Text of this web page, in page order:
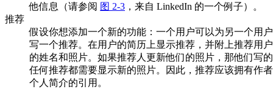
他信息（请参阅 图 2-3 ，来自 LinkedIn 的一个例子）。
推荐
假设你想添加一个新的功能：一个用户可以为另一个用户
写一个推荐。在用户的简历上显示推荐，并附上推荐用户
的姓名和照片。如果推荐人更新他们的照片，那他们写的
任何推荐都需要显示新的照片。因此，推荐应该拥有作者
个人简介的引用。